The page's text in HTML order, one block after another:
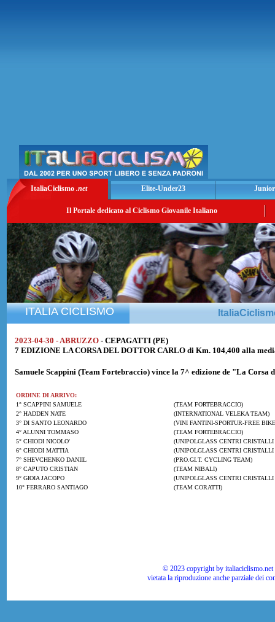
ItaliaCiclismo .net Elite-Under23
Il Portale dedicato al Ciclismo Giovanile Italiano
ITALIA CICLISMO
2023-04-30 - ABRUZZO - CEPAGATTI (PE)
7 EDIZIONE LA CORSA DEL DOTTOR CARLO di Km. 104,400 alla
Samuele Scappini (Team Fortebraccio) vince la 7^ edizione de "La Corsa
ORDINE DI ARRIVO:
1° SCAPPINI SAMUELE
(TEAM FORTEBRACCIO)
2° HADDEN NATE
(INTERNATIONAL VELEKA TEAM)
3° DI SANTO LEONARDO
(VINI FANTINI-SPORTUR-FREE
4° ALUNNI TOMMASO
(TEAM FORTEBRACCIO)
5° CHIODI NICOLO'
(UNIPOLGLASS CENTRI CRISTALLI
6° CHIODI MATTIA
(UNIPOLGLASS CENTRI CRISTALLI
7° SHEVCHENKO DANIIL
(PRO.GI.T. CYCLING TEAM)
8° CAPUTO CRISTIAN
(TEAM NIBALI)
9° GIOIA JACOPO
(UNIPOLGLASS CENTRI CRISTALLI
10° FERRARO SANTIAGO
(TEAM CORATTI)
© 2023 copyright by
vietata la riproduzione anche parziale dei